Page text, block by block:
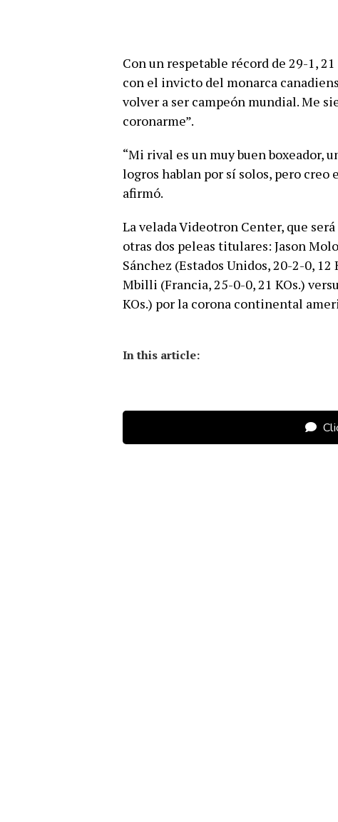
Con un respetable récord de 29-1,
con el invicto del monarca
volver a ser campeón mundial. Me
coronarme”.
“Mi rival es un muy buen boxeador,
logros hablan por sí solos, pero creo
afirmó.
La velada Videotron Center, que
otras dos peleas titulares: Jason
Sánchez (Estados Unidos, 20-2-0,
Mbilli (Francia, 25-0-0, 21 KOs.)
KOs.) por la corona continental
In this article: